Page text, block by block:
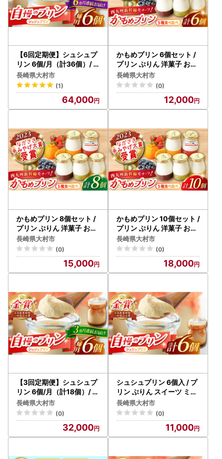
【注意事項】
お名前に旧字体または機種依存文字などが含まれている場
合、当町からお送りするメールにおいて、システム上一部の
何卒ご了承ください。
【6回定期便】シュシュプ
リン 6個/月（計36個）/
プリン スイーツ ミルク ジ
ャージ～牛乳 / 大村市 / お
おむら夢ファームシュシュ
長崎県大村市
(1)
64,000
かもめプリン 6個セット /
プリン ぷりん 洋菓子 お菓
子 デザート / 大村市 / おお
むら夢ファームシュシュ [
ACAA274]
長崎県大村市
(0)
12,000
かもめプリン 8個セット /
プリン ぷりん 洋菓子 お菓
子 デザート / 大村市 / おお
むら夢ファームシュシュ [
ACAA275]
長崎県大村市
(0)
15,000
かもめプリン 10個セット /
プリン ぷりん 洋菓子 お菓
子 デザート / 大村市 / おお
むら夢ファームシュシュ [
ACAA276]
長崎県大村市
(0)
18,000
【3回定期便】シュシュプ
リン 6個/月（計18個）/ プ
リン スイーツ ミルク ジャ
ージ～牛乳 / 大村市 / おお
むら夢ファームシュシュ [
長崎県大村市
(0)
32,000
シュシュプリン 6個入 / プ
リン ぷりん スイーツ ミル
ク みるく / 大村市 / おおむ
ら夢ファームシュシュ[AC
AA117]
長崎県大村市
(0)
11,000